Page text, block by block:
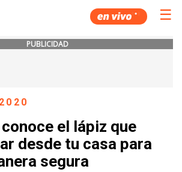
☰
PUBLICIDAD
el lápiz que
desde tu casa para
segura